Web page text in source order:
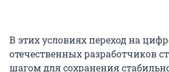
В этих условиях переход на
отечественных разработчиков
шагом для сохранения